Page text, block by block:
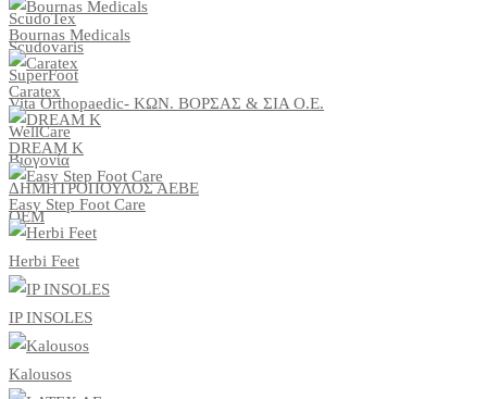
ScudoTex
Scudovaris
SuperFoot
Vita Orthopaedic- ΚΩΝ. ΒΟΡΣΑΣ & ΣΙΑ Ο.Ε.
WellCare
Βιογονία
ΔΗΜΗΤΡΟΠΟΥΛΟΣ ΑΕΒΕ
ΟΕΜ
Bournas Medicals
Caratex
DREAM K
Easy Step Foot Care
Herbi Feet
IP INSOLES
Kalousos